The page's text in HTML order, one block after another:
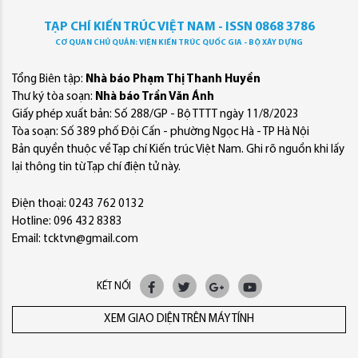
TẠP CHÍ KIẾN TRÚC VIỆT NAM - ISSN 0868 3786
CƠ QUAN CHỦ QUẢN: VIỆN KIẾN TRÚC QUỐC GIA - BỘ XÂY DỰNG
Tổng Biên tập: Nhà báo Phạm Thị Thanh Huyền
Thư ký tòa soạn: Nhà báo Trần Văn Ánh
Giấy phép xuất bản: Số 288/GP - Bộ TTTT ngày 11/8/2023
Tòa soạn: Số 389 phố Đội Cấn - phường Ngọc Hà - TP Hà Nội
Bản quyền thuộc về Tạp chí Kiến trúc Việt Nam. Ghi rõ nguồn khi lấy
lại thông tin từ Tạp chí điện tử này.
Điện thoại: 0243 762 0132
Hotline: 096 432 8383
Email: tcktvn@gmail.com
KẾT NỐI
XEM GIAO DIỆN TRÊN MÁY TÍNH